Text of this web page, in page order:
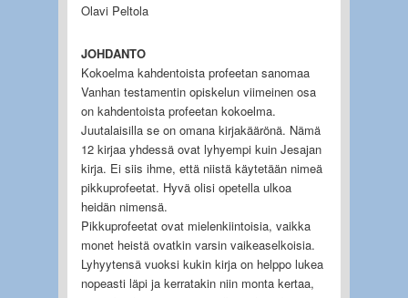
Olavi Peltola
JOHDANTO
Kokoelma kahdentoista profeetan sanomaa
Vanhan testamentin opiskelun viimeinen osa
on kahdentoista profeetan kokoelma.
Juutalaisilla se on omana kirjakäärönä. Nämä
12 kirjaa yhdessä ovat lyhyempi kuin Jesajan
kirja. Ei siis ihme, että niistä käytetään nimeä
pikkuprofeetat. Hyvä olisi opetella ulkoa
heidän nimensä.
Pikkuprofeetat ovat mielenkiintoisia, vaikka
monet heistä ovatkin varsin vaikeaselkoisia.
Lyhyytensä vuoksi kukin kirja on helppo lukea
nopeasti läpi ja kerratakin niin monta kertaa,